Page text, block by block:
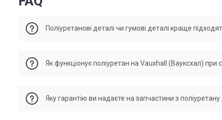
Поліуретанові деталі чи гумові деталі краще
забезпечує їхню стабільність і стійкість. Гумові деталі
Як функціонує поліуретан на Vauxhall (Вауксхал) при
риси поліуретану за низьких температур: Здатність
Яку гарантію ви надаєте на запчастини з